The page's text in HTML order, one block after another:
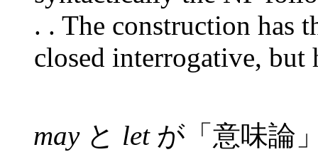
. . The construction has
closed interrogative, but
mayと letが「意味論